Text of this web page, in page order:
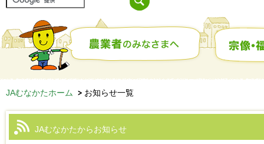
JAむなかたホーム お知らせ一覧
JAむなかたからお知らせ